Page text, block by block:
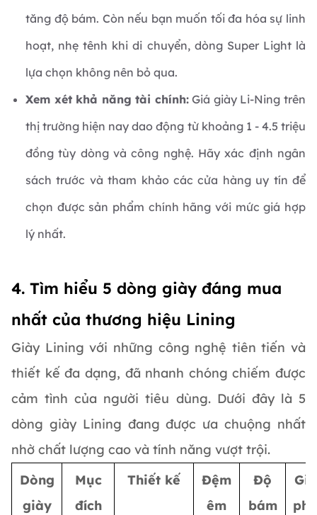
tăng độ bám. Còn nếu bạn muốn tối đa hóa sự linh
hoạt, nhẹ tênh khi di chuyển, dòng Super Light là
lựa chọn không nên bỏ qua.
Xem xét khả năng tài chính:Giá giày Li-Ning trên
thị trường hiện nay dao động từ khoảng 1 - 4.5 triệu
đồng tùy dòng và công nghệ. Hãy xác định ngân
sách trước và tham khảo các cửa hàng uy tín để
chọn được sản phẩm chính hãng với mức giá hợp
lý nhất.
4. Tìm hiểu 5 dòng giày đáng mua
nhất của thương hiệu Lining
Giày Lining với những công nghệ tiên tiến và
thiết kế đa dạng, đã nhanh chóng chiếm được
cảm tình của người tiêu dùng. Dưới đây là 5
dòng giày Lining đang được ưa chuộng nhất
nhờ chất lượng cao và tính năng vượt trội.
Dòng
giày
Mục
đích
Thiết kế
Đệm
êm
Độ
bám
Giá
phổ